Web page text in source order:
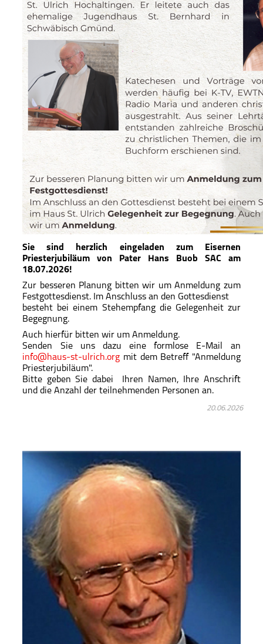
Sie sind herzlich eingeladen zum Eisernen
Priesterjubiläum von Pater Hans Buob SAC am
18.07.2026!
Zur besseren Planung bitten wir um Anmeldung zum
Festgottesdienst. Im Anschluss an den Gottesdienst
besteht bei einem Stehempfang die Gelegenheit zur
Begegnung.
Auch hierfür bitten wir um Anmeldung.
Senden Sie uns dazu eine formlose E-Mail an
info@haus-st-ulrich.org mit dem Betreff "Anmeldung
Priesterjubiläum".
Bitte geben Sie dabei Ihren Namen, Ihre Anschrift
und die Anzahl der teilnehmenden Personen an.
20.06.2026